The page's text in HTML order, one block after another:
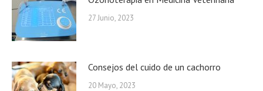
27 Junio, 2023
Consejos del cuido de un cachorro
20 Mayo, 2023